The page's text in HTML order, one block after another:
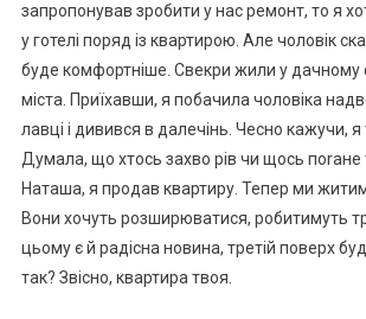
запропонував зробити у нас ремонт, то я
у готелі поряд із квартирою. Але чоловік
буде комфортніше. Свекри жили у дачному
міста. Приїхавши, я побачила чоловіка
лавці і дивився в далечінь. Чесно кажучи,
Думала, що хтось захво рів чи щось поrане
Наташа, я продав квартиру. Тепер ми
Вони хочуть розширюватися, робитимуть
цьому є й радісна новина, третій поверх
так? Звісно, квартира твоя.